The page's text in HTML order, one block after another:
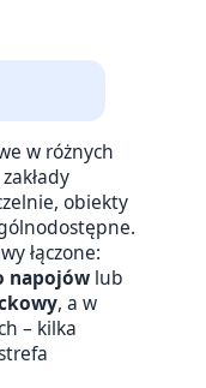
w różnych
obiekty
łączone:
napojów lub
, a w
– kilka